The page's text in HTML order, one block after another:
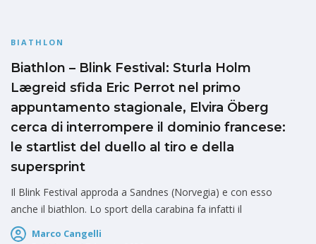
BIATHLON
Biathlon – Blink Festival: Sturla Holm
Lægreid sfida Eric Perrot nel primo
appuntamento stagionale, Elvira Öberg
cerca di interrompere il dominio francese:
le startlist del duello al tiro e della
supersprint
Il Blink Festival approda a Sandnes (Norvegia) e con esso
anche il biathlon. Lo sport della carabina fa infatti il
Marco Cangelli